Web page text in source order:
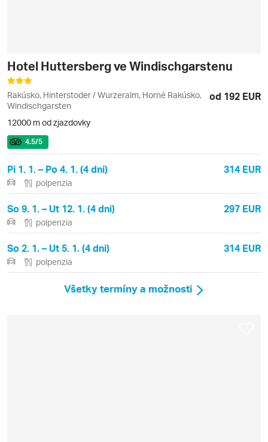
Hotel Huttersberg ve Windischgarstenu
Rakúsko, Hinterstoder / Wurzeralm, Horné Rakúsko,
Windischgarsten
od 192 EUR
12000 m od zjazdovky
4.5/5
Pi 1. 1. – Po 4. 1. (4 dni) 314 EUR
polpenzia
So 9. 1. – Ut 12. 1. (4 dni) 297 EUR
polpenzia
So 2. 1. – Ut 5. 1. (4 dni) 314 EUR
polpenzia
Všetky termíny a možnosti